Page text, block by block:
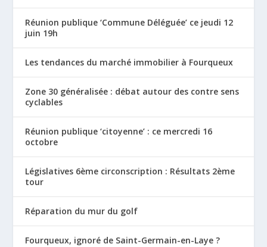
Réunion publique ‘Commune Déléguée’ ce jeudi 12
juin 19h
Les tendances du marché immobilier à Fourqueux
Zone 30 généralisée : débat autour des contre sens
cyclables
Réunion publique ‘citoyenne’ : ce mercredi 16
octobre
Législatives 6ème circonscription : Résultats 2ème
tour
Réparation du mur du golf
Fourqueux, ignoré de Saint-Germain-en-Laye ?